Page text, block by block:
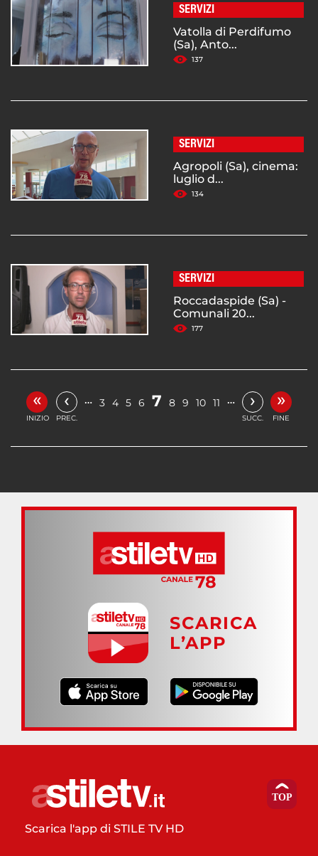
SERVIZI
Vatolla di Perdifumo
(Sa), Anto...
137
SERVIZI
Agropoli (Sa), cinema:
luglio d...
134
SERVIZI
Roccadaspide (Sa) -
Comunali 20...
177
«
INIZIO
‹
PREC.
… 3 4 5 6 7 8 9 10 11 … ›
SUCC.
»
FINE
SCARICA
L’APP
Scarica l'app di STILE TV HD